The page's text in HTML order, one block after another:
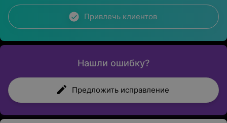
Услуги стоматологии «Ньюдент»:
Гигиена и профилактика;
Лечение зубов;
Удаление зубного камня;
Реставрация зубов;
Привлечь клиентов
Нашли ошибку?
Предложить исправление